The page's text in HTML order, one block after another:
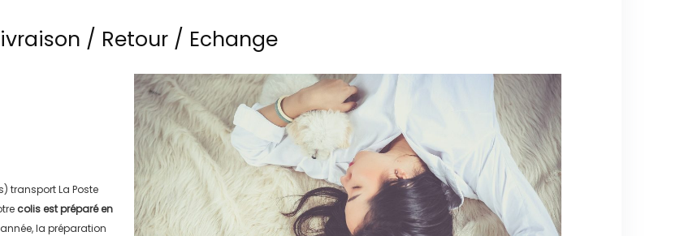
/ Retour / Echange
transportLa Poste
colis est préparé en
la préparation